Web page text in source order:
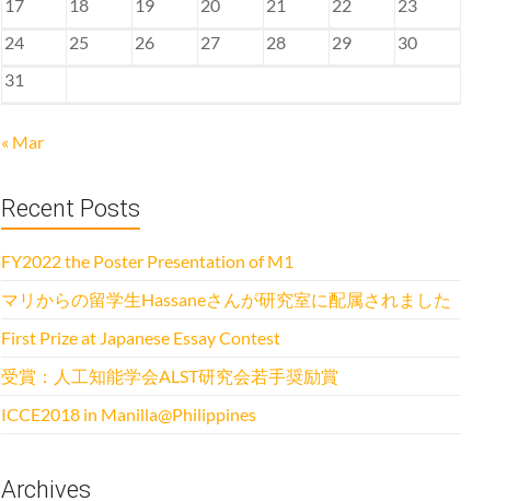
17
18 19 20 21 22
23
24
25 26 27 28 29
30
31
« Mar
Recent Posts
FY2022 the Poster Presentation of M1
マリからの留学生Hassaneさんが研究室に配属されました
First Prize at Japanese Essay Contest
受賞：人工知能学会ALST研究会若手奨励賞
ICCE2018 in Manilla@Philippines
Archives